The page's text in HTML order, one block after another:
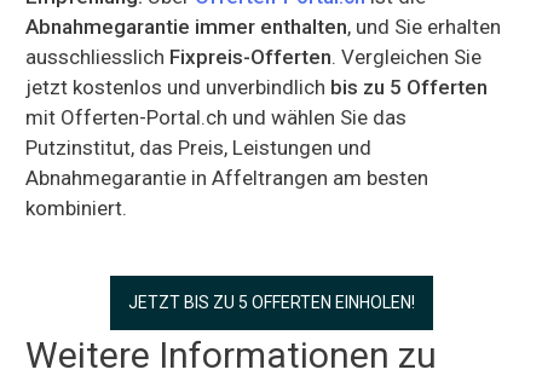
Abnahmegarantie immer enthalten, und Sie erhalten
ausschliesslich Fixpreis-Offerten. Vergleichen Sie
jetzt kostenlos und unverbindlich bis zu 5 Offerten
mit Offerten-Portal.ch und wählen Sie das
Putzinstitut, das Preis, Leistungen und
Abnahmegarantie in Affeltrangen am besten
kombiniert.
JETZT BIS ZU 5 OFFERTEN EINHOLEN!
Weitere Informationen zu